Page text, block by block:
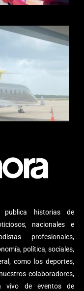
historias de
nacionales e
profesionales,
política, sociales,
como los deportes,
colaboradores,
vivo de eventos de